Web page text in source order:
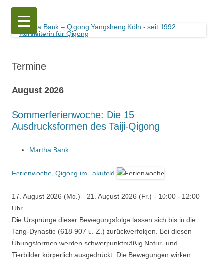
Martha Bank – Qigong Yangsheng Köln
seit 1992 Kursleiterin für Qigong
Termine
August 2026
Sommerferienwoche: Die 15
Ausdrucksformen des Taiji-Qigong
Martha Bank
Ferienwoche Qigong im Takufeld
17. August 2026 (Mo.) - 21. August 2026 (Fr.) - 10:00 - 12:00
Uhr
Die Ursprünge dieser Bewegungsfolge lassen sich bis in die
Tang-Dynastie (618-907 u. Z.) zurückverfolgen. Bei diesen
Übungsformen werden schwerpunktmäßig Natur- und
Tierbilder körperlich ausgedrückt. Die Bewegungen wirken